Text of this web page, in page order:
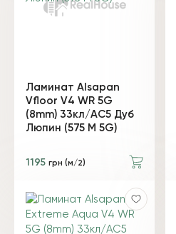
Ламинат Alsapan
Vfloor V4 WR 5G
(8mm) 33кл/AC5 Дуб
Люпин (575 М 5G)
1195 грн (м/2)